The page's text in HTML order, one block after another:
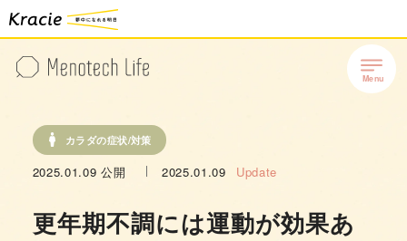
カラダの症状/対策
2025.01.09 公開 2025.01.09 Update
更年期不調には運動が効果あ